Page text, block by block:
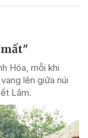
mất"
Hóa, mỗi khi
lên giữa núi
Lâm.